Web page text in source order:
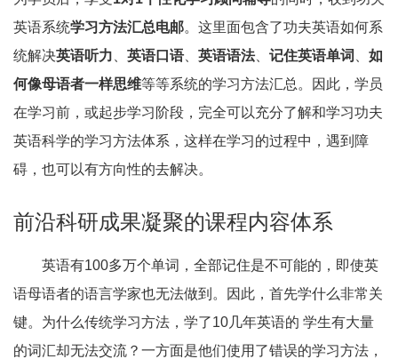
英语系统学习方法汇总电邮。这里面包含了功夫英语如何系
统解决英语听力 英语口语、 英语语法、 记住英语单词
如
何像母语者一样思维等等系统的学习方法汇总。因此，学员
在学习前，或起步学习阶段，完全可以充分了解和学习功夫
英语科学的学习方法体系，这样在学习的过程中，遇到障
碍，也可以有方向性的去解决。
前沿科研成果凝聚的课程内容体系
英语有100多万个单词，全部记住是不可能的，即使英
语母语者的语言学家也无法做到。因此，首先学什么非常关
键。为什么传统学习方法，学了10几年英语的 学生有大量
的词汇却无法交流？一方面是他们使用了错误的学习方法，